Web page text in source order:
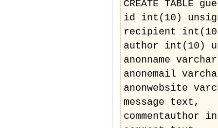
CREATE TABLE
id int(10)
recipient
author int(10)
anonname
anonemail
anonwebsite
message text,
commentauthor